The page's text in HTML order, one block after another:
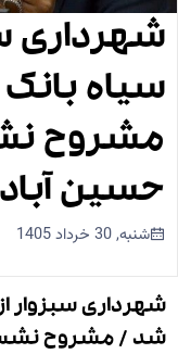
شهرداری
سیاه
مشروح
حسین
شنبه, 30 خرداد 1405
شهرداری سبزوار
شد / مشروح